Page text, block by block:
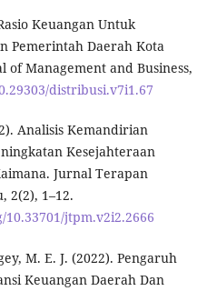
Keuangan Untuk
Pemerintah Daerah Kota
Management and Business,
distribusi.v7i1.67
Analisis Kemandirian
Kesejahteraan
Jurnal Terapan
2(2), 1–12.
jtpm.v2i2.2666
M. E. J. (2022). Pengaruh
Keuangan Daerah Dan